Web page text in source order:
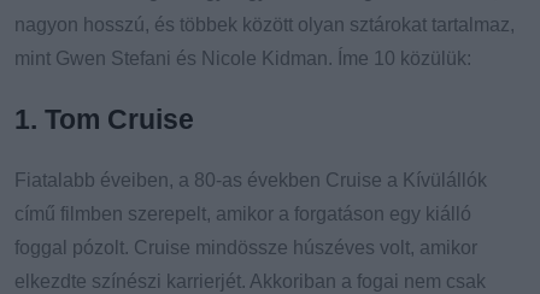
nagyon hosszú, és többek között olyan sztárokat tartalmaz,
mint Gwen Stefani és Nicole Kidman. Íme 10 közülük:
1. Tom Cruise
Fiatalabb éveiben, a 80-as években Cruise a Kívülállók
című filmben szerepelt, amikor a forgatáson egy kiálló
foggal pózolt. Cruise mindössze húszéves volt, amikor
elkezdte színészi karrierjét. Akkoriban a fogai nem csak